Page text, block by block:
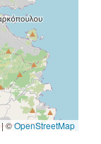
|©OpenStreetMap